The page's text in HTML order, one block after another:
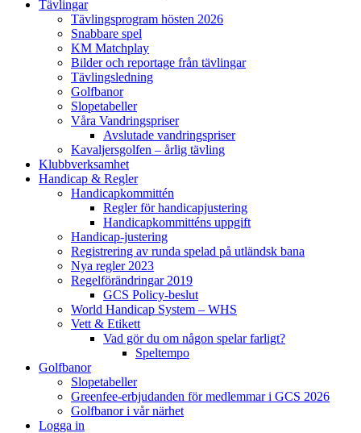
Tävlingar
Tävlingsprogram hösten 2026
Snabbare spel
KM Matchplay
Bilder och reportage från tävlingar
Tävlingsledning
Golfbanor
Slopetabeller
Våra Vandringspriser
Avslutade vandringspriser
Kavaljersgolfen – årlig tävling
Klubbverksamhet
Handicap & Regler
Handicapkommittén
Regler för handicapjustering
Handicapkommitténs uppgift
Handicap-justering
Registrering av runda spelad på utländsk bana
Nya regler 2023
Regelförändringar 2019
GCS Policy-beslut
World Handicap System – WHS
Vett & Etikett
Vad gör du om någon spelar farligt?
Speltempo
Golfbanor
Slopetabeller
Greenfee-erbjudanden för medlemmar i GCS 2026
Golfbanor i vår närhet
Logga in